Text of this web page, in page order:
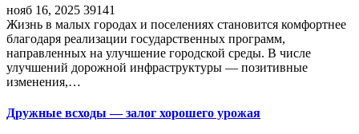
нояб 16, 2025 39141
Жизнь в малых городах и поселениях становится комфортнее
благодаря реализации государственных программ,
направленных на улучшение городской среды. В числе
улучшений дорожной инфраструктуры — позитивные
изменения,…
Дружные всходы — залог хорошего урожая